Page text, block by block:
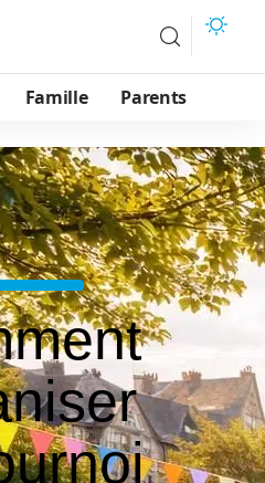
Famille Parents